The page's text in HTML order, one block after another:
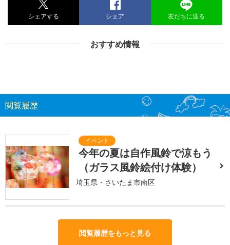
シェアする シェア 友だちに送る
おすすめ情報
閲覧履歴
今年の夏は自作風鈴で涼もう
（ガラス風鈴絵付け体験）
埼玉県・さいたま市南区
閲覧履歴をもっと見る